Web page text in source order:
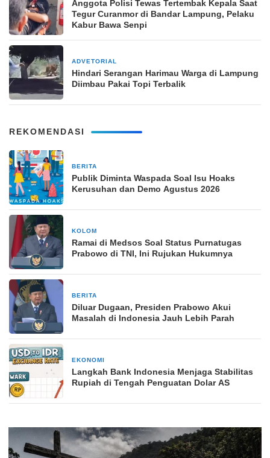
Anggota Polisi Tewas Tertembak Kepala Saat
Tegur Curanmor di Bandar Lampung, Pelaku
Kabur Bawa Senpi
ADVETORIAL
Hindari Serangan Harimau Warga di Lampung
Diimbau Pakai Topi Terbalik
REKOMENDASI
BERITA
Publik Diminta Waspada Soal Isu Hoaks
Kerusuhan dan Demo Agustus 2026
KOLOM
Ramai di Medsos Soal Status Purnatugas
Prabowo di TNI, Ini Rujukan Hukumnya
BERITA
Diluar Dugaan, Presiden Prabowo Akui
Masalah di Indonesia Jauh Lebih Parah
EKONOMI
Langkah Bank Indonesia Menjaga Stabilitas
Rupiah di Tengah Penguatan Dolar AS